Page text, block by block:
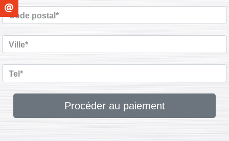
Code postal*
Ville*
Tel*
Procéder au paiement